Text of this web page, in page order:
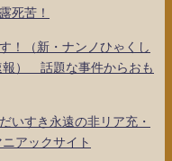
死苦！
！（新・ナンノひゃくし
報） 話題な事件からおも
いすき永遠の非リア充・
アックサイト